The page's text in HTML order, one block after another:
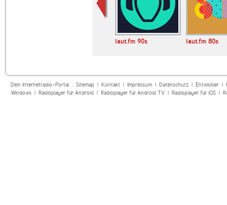
laut.fm 90s laut.fm 80s
Dein Internetradio-Portal : Sitemap| Kontakt| Impressum| Datenschutz| Entwickler|
Windows| Radioplayer für Android| Radioplayer für Android TV| Radioplayer für iOS|